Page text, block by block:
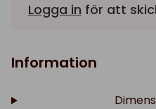
Logga in för att
Information